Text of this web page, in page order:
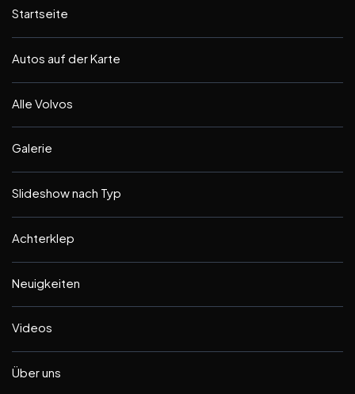
Startseite
Autos auf der Karte
Alle Volvos
Galerie
Slideshow nach Typ
Achterklep
Neuigkeiten
Videos
Über uns